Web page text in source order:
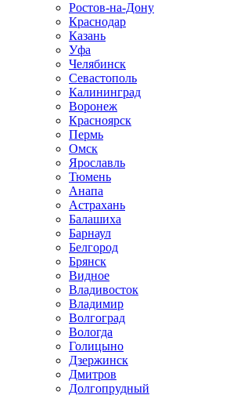
Ростов-на-Дону
Краснодар
Казань
Уфа
Челябинск
Севастополь
Калининград
Воронеж
Красноярск
Пермь
Омск
Ярославль
Тюмень
Анапа
Астрахань
Балашиха
Барнаул
Белгород
Брянск
Видное
Владивосток
Владимир
Волгоград
Вологда
Голицыно
Дзержинск
Дмитров
Долгопрудный